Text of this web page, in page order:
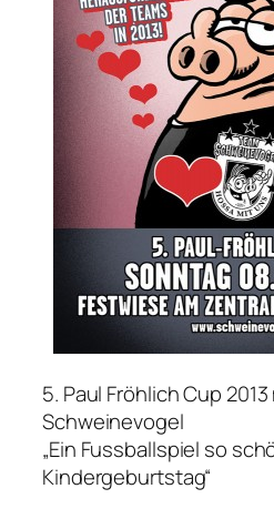
5. Paul Fröhlich Cup
Schweinevogel
„Ein Fussballspiel so
Kindergeburtstag“